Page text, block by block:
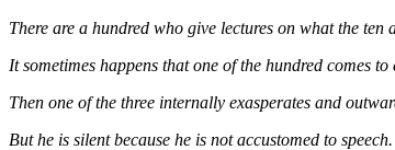
There are a hundred who give lectures on what the ten
It sometimes happens that one of the hundred comes
Then one of the three internally exasperates and
But he is silent because he is not accustomed to speech.